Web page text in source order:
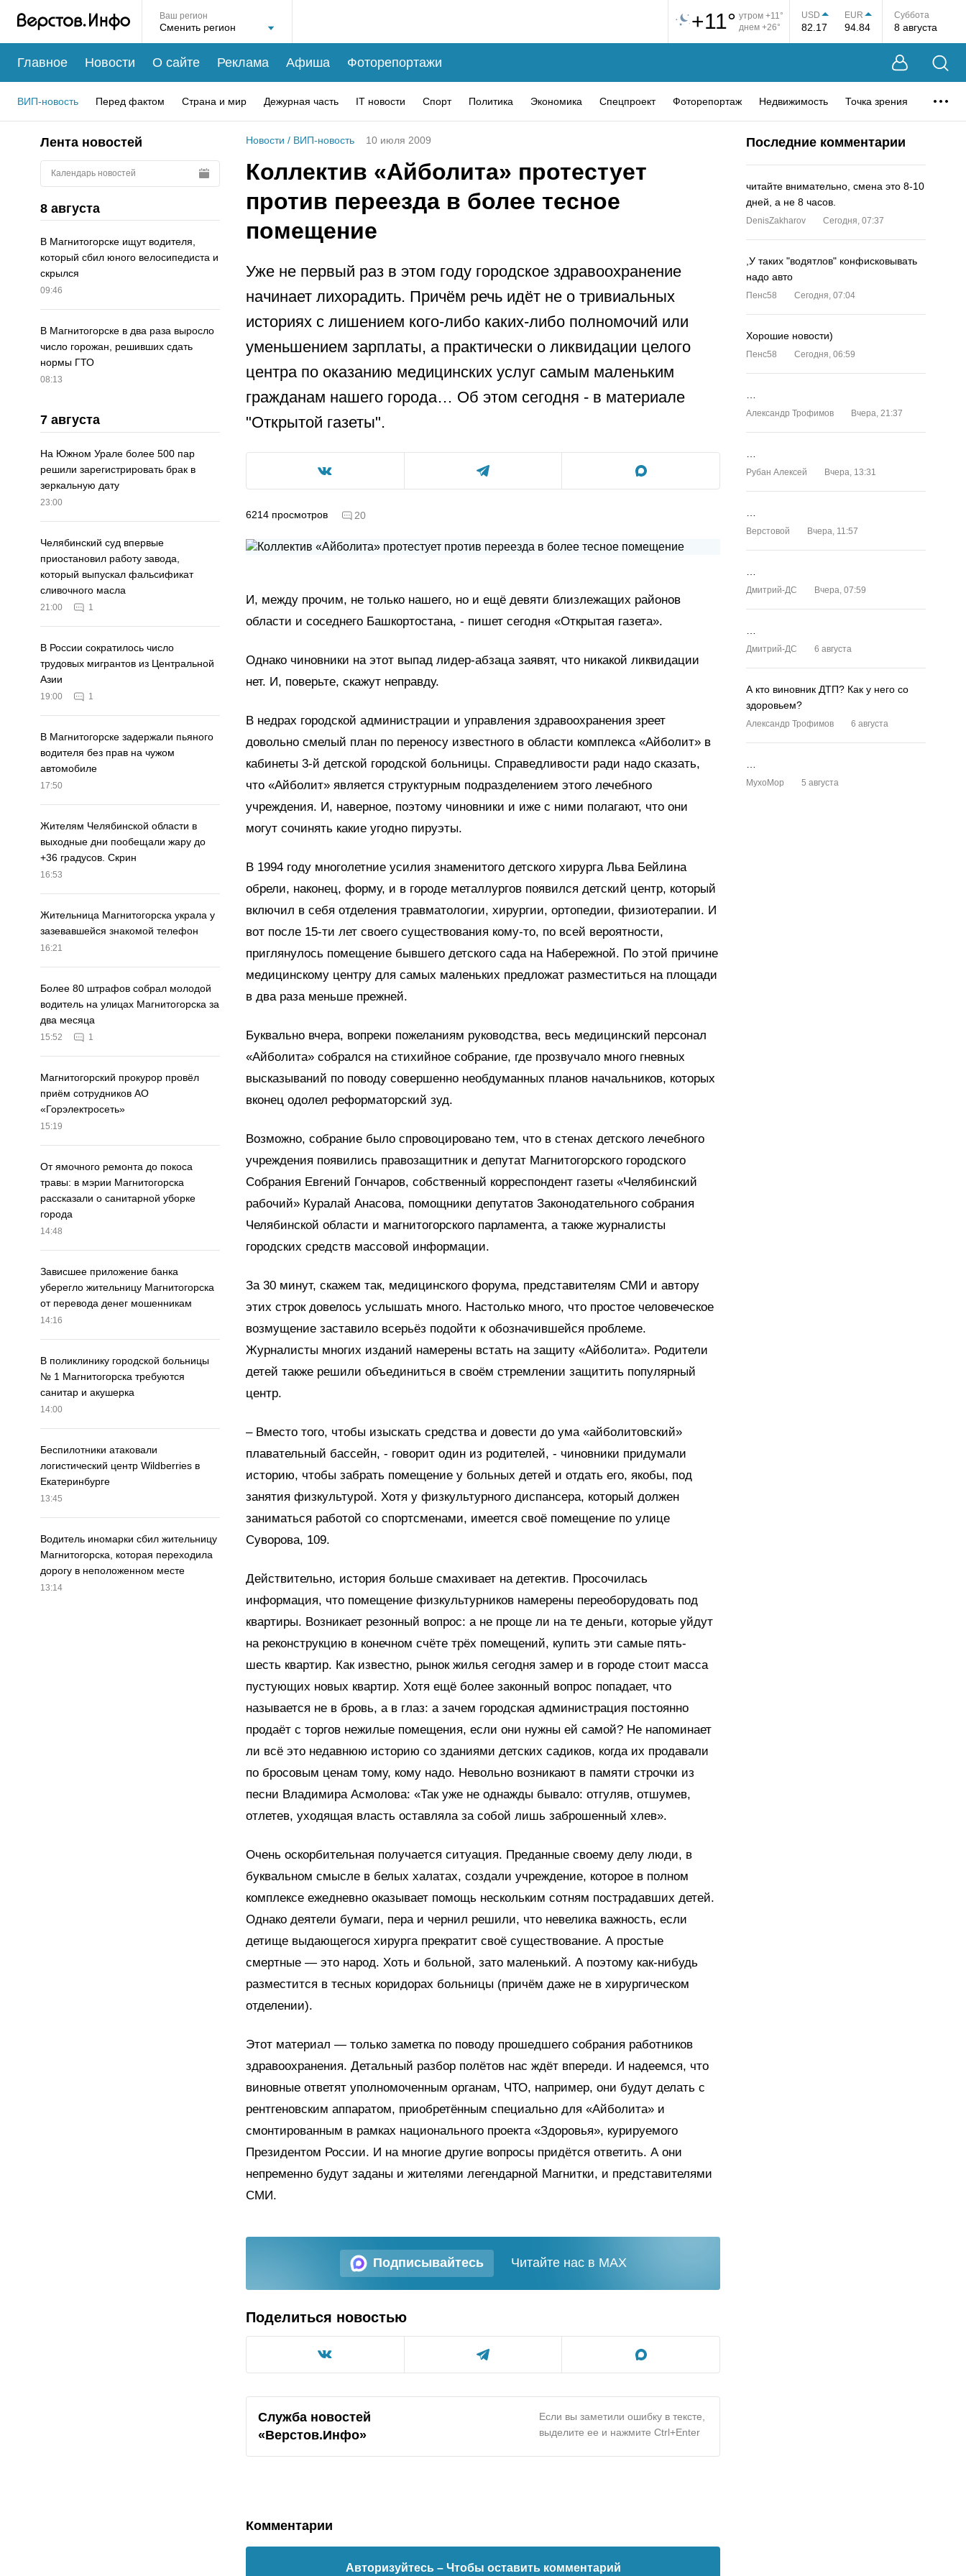
Ваш регион +11° утром +11°
днем +26°
USD
82.17
EUR
94.84
Суббота
8 августа
Главное Новости О сайте Реклама Афиша Фоторепортажи
ВИП-новость Перед фактом Страна и мир Дежурная часть IT новости Спорт Политика Экономика Спецпроект Фоторепортаж Недвижимость Точка зрения
Лента новостей
Календарь новостей
8 августа
В Магнитогорске ищут водителя,
который сбил юного велосипедиста и
скрылся
09:46
В Магнитогорске в два раза выросло
число горожан, решивших сдать
нормы ГТО
08:13
7 августа
На Южном Урале более 500 пар
решили зарегистрировать брак в
зеркальную дату
23:00
Челябинский суд впервые
приостановил работу завода,
который выпускал фальсификат
сливочного масла
21:00 1
В России сократилось число
трудовых мигрантов из Центральной
Азии
19:00 1
В Магнитогорске задержали пьяного
водителя без прав на чужом
автомобиле
17:50
Жителям Челябинской области в
выходные дни пообещали жару до
+36 градусов. Скрин
16:53
Жительница Магнитогорска украла у
зазевавшейся знакомой телефон
16:21
Более 80 штрафов собрал молодой
водитель на улицах Магнитогорска за
два месяца
15:52 1
Магнитогорский прокурор провёл
приём сотрудников АО
«Горэлектросеть»
15:19
От ямочного ремонта до покоса
травы: в мэрии Магнитогорска
рассказали о санитарной уборке
города
14:48
Зависшее приложение банка
уберегло жительницу Магнитогорска
от перевода денег мошенникам
14:16
В поликлинику городской больницы
№ 1 Магнитогорска требуются
санитар и акушерка
14:00
Беспилотники атаковали
логистический центр Wildberries в
Екатеринбурге
13:45
Водитель иномарки сбил жительницу
Магнитогорска, которая переходила
дорогу в неположенном месте
13:14
Новости / ВИП-новость 10 июля 2009
Коллектив «Айболита» протестует
против переезда в более тесное
помещение
Уже не первый раз в этом году городское здравоохранение
начинает лихорадить. Причём речь идёт не о тривиальных
историях с лишением кого-либо каких-либо полномочий или
уменьшением зарплаты, а практически о ликвидации целого
центра по оказанию медицинских услуг самым маленьким
гражданам нашего города… Об этом сегодня - в материале
"Открытой газеты".
6214 просмотров 20
И, между прочим, не только нашего, но и ещё девяти близлежащих районов
области и соседнего Башкортостана, - пишет сегодня «Открытая газета».
Однако чиновники на этот выпад лидер-абзаца заявят, что никакой ликвидации
нет. И, поверьте, скажут неправду.
В недрах городской администрации и управления здравоохранения зреет
довольно смелый план по переносу известного в области комплекса «Айболит» в
кабинеты 3-й детской городской больницы. Справедливости ради надо сказать,
что «Айболит» является структурным подразделением этого лечебного
учреждения. И, наверное, поэтому чиновники и иже с ними полагают, что они
могут сочинять какие угодно пируэты.
В 1994 году многолетние усилия знаменитого детского хирурга Льва Бейлина
обрели, наконец, форму, и в городе металлургов появился детский центр, который
включил в себя отделения травматологии, хирургии, ортопедии, физиотерапии. И
вот после 15-ти лет своего существования кому-то, по всей вероятности,
приглянулось помещение бывшего детского сада на Набережной. По этой причине
медицинскому центру для самых маленьких предложат разместиться на площади
в два раза меньше прежней.
Буквально вчера, вопреки пожеланиям руководства, весь медицинский персонал
«Айболита» собрался на стихийное собрание, где прозвучало много гневных
высказываний по поводу совершенно необдуманных планов начальников, которых
вконец одолел реформаторский зуд.
Возможно, собрание было спровоцировано тем, что в стенах детского лечебного
учреждения появились правозащитник и депутат Магнитогорского городского
Собрания Евгений Гончаров, собственный корреспондент газеты «Челябинский
рабочий» Куралай Анасова, помощники депутатов Законодательного собрания
Челябинской области и магнитогорского парламента, а также журналисты
городских средств массовой информации.
За 30 минут, скажем так, медицинского форума, представителям СМИ и автору
этих строк довелось услышать много. Настолько много, что простое человеческое
возмущение заставило всерьёз подойти к обозначившейся проблеме.
Журналисты многих изданий намерены встать на защиту «Айболита». Родители
детей также решили объединиться в своём стремлении защитить популярный
центр.
– Вместо того, чтобы изыскать средства и довести до ума «айболитовский»
плавательный бассейн, - говорит один из родителей, - чиновники придумали
историю, чтобы забрать помещение у больных детей и отдать его, якобы, под
занятия физкультурой. Хотя у физкультурного диспансера, который должен
заниматься работой со спортсменами, имеется своё помещение по улице
Суворова, 109.
Действительно, история больше смахивает на детектив. Просочилась
информация, что помещение физкультурников намерены переоборудовать под
квартиры. Возникает резонный вопрос: а не проще ли на те деньги, которые уйдут
на реконструкцию в конечном счёте трёх помещений, купить эти самые пять-
шесть квартир. Как известно, рынок жилья сегодня замер и в городе стоит масса
пустующих новых квартир. Хотя ещё более законный вопрос попадает, что
называется не в бровь, а в глаз: а зачем городская администрация постоянно
продаёт с торгов нежилые помещения, если они нужны ей самой? Не напоминает
ли всё это недавнюю историю со зданиями детских садиков, когда их продавали
по бросовым ценам тому, кому надо. Невольно возникают в памяти строчки из
песни Владимира Асмолова: «Так уже не однажды бывало: отгуляв, отшумев,
отлетев, уходящая власть оставляла за собой лишь заброшенный хлев».
Очень оскорбительная получается ситуация. Преданные своему делу люди, в
буквальном смысле в белых халатах, создали учреждение, которое в полном
комплексе ежедневно оказывает помощь нескольким сотням пострадавших детей.
Однако деятели бумаги, пера и чернил решили, что невелика важность, если
детище выдающегося хирурга прекратит своё существование. А простые
смертные — это народ. Хоть и больной, зато маленький. А поэтому как-нибудь
разместится в тесных коридорах больницы (причём даже не в хирургическом
отделении).
Этот материал — только заметка по поводу прошедшего собрания работников
здравоохранения. Детальный разбор полётов нас ждёт впереди. И надеемся, что
виновные ответят уполномоченным органам, ЧТО, например, они будут делать с
рентгеновским аппаратом, приобретённым специально для «Айболита» и
смонтированным в рамках национального проекта «Здоровья», курируемого
Президентом России. И на многие другие вопросы придётся ответить. А они
непременно будут заданы и жителями легендарной Магнитки, и представителями
СМИ.
Подписывайтесь Читайте нас в MAX
Поделиться новостью
Служба новостей
«Верстов.Инфо»
Если вы заметили ошибку в тексте,
выделите ее и нажмите Ctrl+Enter
Комментарии
Авторизуйтесь – Чтобы оставить комментарий
Последние комментарии
читайте внимательно, смена это 8-10
дней, а не 8 часов.
DenisZakharov Сегодня, 07:37
,У таких "водятлов" конфисковывать
надо авто
Пенс58 Сегодня, 07:04
Хорошие новости)
Пенс58 Сегодня, 06:59
Александр Трофимов Вчера, 21:37
Рубан Алексей Вчера, 13:31
Верстовой Вчера, 11:57
Дмитрий-ДС Вчера, 07:59
Дмитрий-ДС 6 августа
А кто виновник ДТП? Как у него со
здоровьем?
Александр Трофимов 6 августа
MyxoMop 5 августа